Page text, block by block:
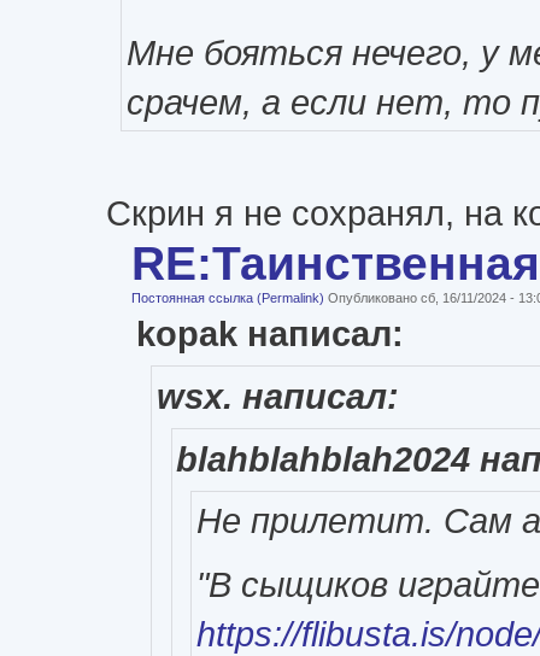
Мне бояться нечего, у
срачем, а если нет, то
Скрин я не сохранял, на
Постоянная ссылка (Permalink) Опубликовано сб, 16/11/2024 -
kopak написал:
wsx. написал:
blahblahblah2024
Не прилетит. Сам
"В сыщиков
https://flibusta.is/